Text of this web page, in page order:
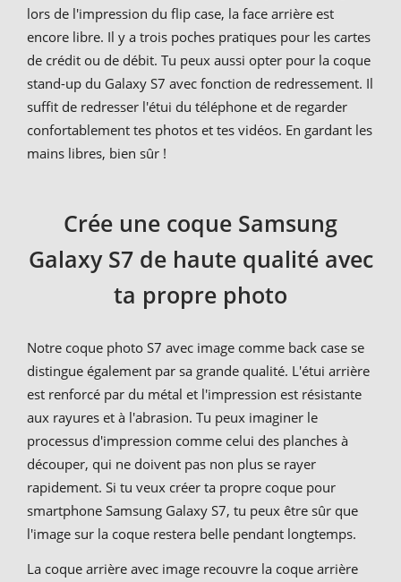
lors de l'impression du flip case, la face arrière est
encore libre. Il y a trois poches pratiques pour les cartes
de crédit ou de débit. Tu peux aussi opter pour la coque
stand-up du Galaxy S7 avec fonction de redressement. Il
suffit de redresser l'étui du téléphone et de regarder
confortablement tes photos et tes vidéos. En gardant les
mains libres, bien sûr !
Crée une coque Samsung
Galaxy S7 de haute qualité avec
ta propre photo
Notre coque photo S7 avec image comme back case se
distingue également par sa grande qualité. L'étui arrière
est renforcé par du métal et l'impression est résistante
aux rayures et à l'abrasion. Tu peux imaginer le
processus d'impression comme celui des planches à
découper, qui ne doivent pas non plus se rayer
rapidement. Si tu veux créer ta propre coque pour
smartphone Samsung Galaxy S7, tu peux être sûr que
l'image sur la coque restera belle pendant longtemps.
La coque arrière avec image recouvre la coque arrière